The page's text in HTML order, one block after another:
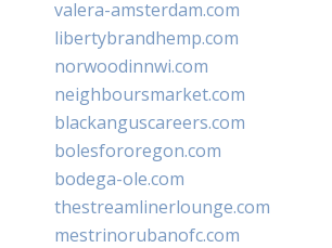
valera-amsterdam.com
libertybrandhemp.com
norwoodinnwi.com
neighboursmarket.com
blackanguscareers.com
bolesfororegon.com
bodega-ole.com
thestreamlinerlounge.com
mestrinorubanofc.com